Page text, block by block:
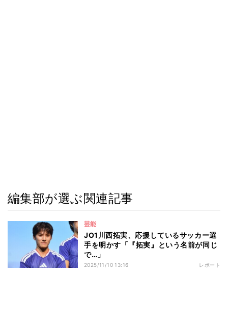
編集部が選ぶ関連記事
芸能
JO1川西拓実、応援しているサッカー選
手を明かす「『拓実』という名前が同じ
で…」
2025/11/10 13:16 レポート